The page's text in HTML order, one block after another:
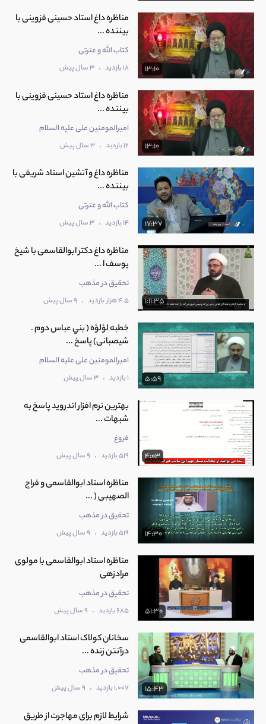
13:10
مناظره داغ استاد حسینی قزوینی با
بیننده ...
کتاب الله و عترتی
18 بازدید . 3 سال پیش
13:10
مناظره داغ استاد حسینی قزوینی با
بیننده ...
امیرالمومنین علی عليه السلام
12 بازدید . 3 سال پیش
17:37
مناظره داغ و آتشین استاد شریفی با
بیننده ...
کتاب الله و عترتی
14 بازدید . 3 سال پیش
1:11:35
مناظره داغ دکتر ابوالقاسمی با شیخ
یوسف ا ...
تحقیق در مذهب
4.5 هزار بازدید . 9 سال پیش
5:59
خطبه لؤلؤه ( بني عباس دوم .
شیصبانی) پاسخ ...
امیرالمومنین علی عليه السلام
1 بازدید . 3 سال پیش
4:03
‫بهترین نرم افزار اندروید پاسخ به
شبهات ...
فروغ
519 بازدید . 9 سال پیش
14:30
مناظره استاد ابوالقاسمی و فراج
الصهیبی ( ...
تحقیق در مذهب
519 بازدید . 9 سال پیش
51:30
مناظره استاد ابوالقاسمی با مولوی
مرادزهی
تحقیق در مذهب
685 بازدید . 9 سال پیش
15:43
سخانان کولاک استاد ابوالقاسمی
درآنتن زنده ...
تحقیق در مذهب
1,007 بازدید . 9 سال پیش
شرایط لازم برای مهاجرت از طریق